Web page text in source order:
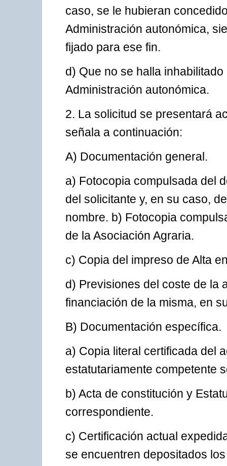
caso, se le hubieran
Administración autonómica,
fijado para ese fin.
d) Que no se halla
Administración autonómica.
2. La solicitud se presentará
señala a continuación:
A) Documentación general.
a) Fotocopia compulsada del
del solicitante y, en su caso,
nombre. b) Fotocopia
de la Asociación Agraria.
c) Copia del impreso de Alta
d) Previsiones del coste de la
financiación de la misma, en
B) Documentación específica.
a) Copia literal certificada del
estatutariamente competente
b) Acta de constitución y
correspondiente.
c) Certificación actual
se encuentren depositados